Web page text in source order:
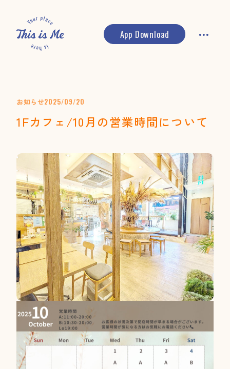
App Download
お知らせ2025/09/20
1Fカフェ/10月の営業時間について